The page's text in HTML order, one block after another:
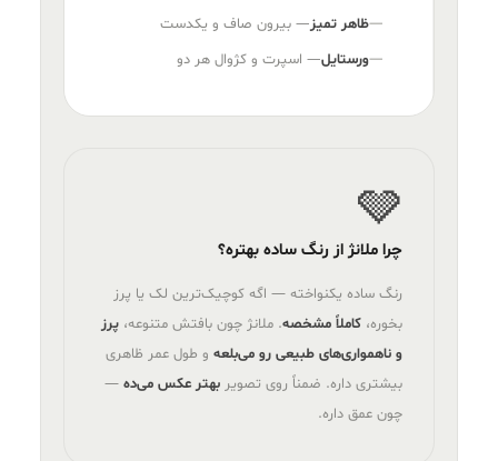
ظاهر تمیز— بیرون صاف و یکدست
ورستایل— اسپرت و کژوال هر دو
🩶
چرا ملانژ از رنگ ساده بهتره؟
رنگ ساده یکنواخته — اگه کوچیک‌ترین لک یا پرز
بخوره، کاملاً مشخصه. ملانژ چون بافتش متنوعه، پرز
و ناهمواری‌های طبیعی رو می‌بلعه و طول عمر ظاهری
بیشتری داره. ضمناً روی تصویر بهتر عکس می‌ده —
چون عمق داره.